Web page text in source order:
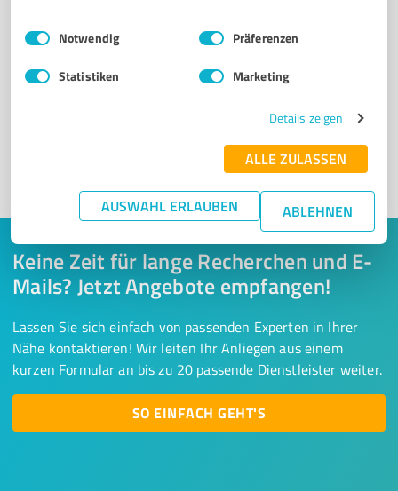
Impressum Datenschutzbestimmungen
Einwilligungsauswahl
Notwendig Präferenzen
Statistiken Marketing
Details zeigen
ALLE ZULASSEN
AUSWAHL ERLAUBEN ABLEHNEN
Registrieren Sie sich jetzt und werden Sie ein von
1
Keine Zeit für lange Recherchen und E-
Mails? Jetzt Angebote empfangen!
Lassen Sie sich einfach von passenden Experten in Ihrer
Nähe kontaktieren! Wir leiten Ihr Anliegen aus einem
kurzen Formular an bis zu 20 passende Dienstleister weiter.
SO EINFACH GEHT'S